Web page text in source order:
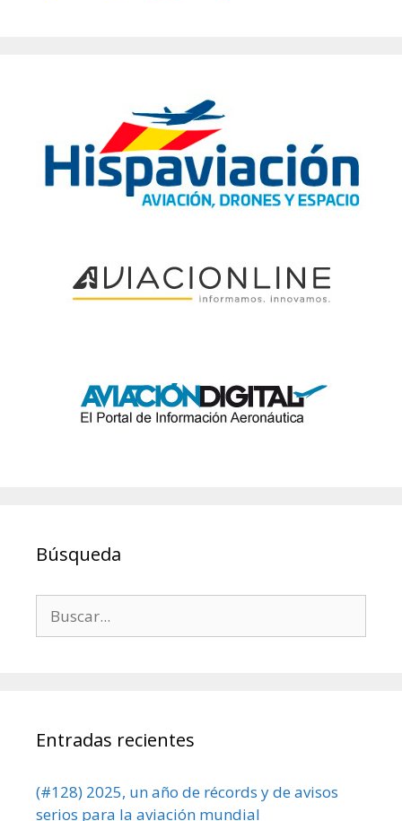
Búsqueda
Entradas recientes
(#128) 2025, un año de récords y de avisos
serios para la aviación mundial